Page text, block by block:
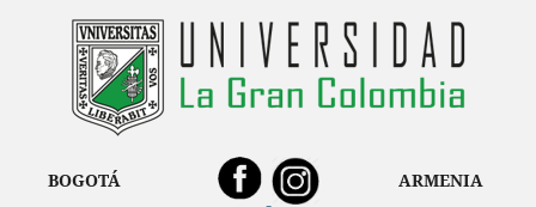
BOGOTÁ
ARMENIA